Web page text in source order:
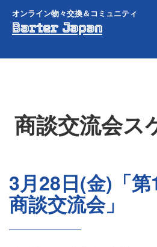
オンライン物々交換＆コミュニティ
Barter Japan
商談交流会ス
3月28日(金)「
商談交流会」